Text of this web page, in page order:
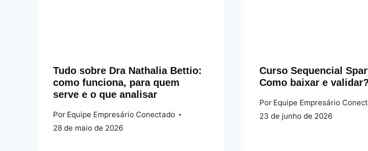
Tudo sobre Dra Nathalia Bettio:
como funciona, para quem
serve e o que analisar
Por Equipe Empresário Conectado
28 de maio de 2026
Curso Sequencial
Como baixar e validar?
Por Equipe Empresário
23 de junho de 2026